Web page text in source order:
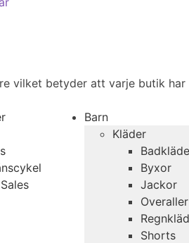
vilket betyder att varje butik
Barn
Kläder
Byxor
Jackor
Overaller
Shorts